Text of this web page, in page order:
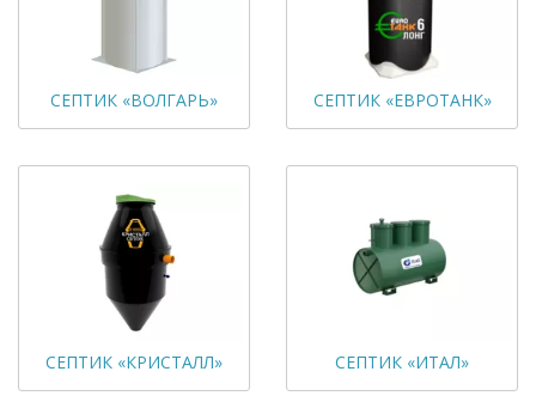
СЕПТИК «ВОЛГАРЬ» СЕПТИК «ЕВРОТАНК»
СЕПТИК «КРИСТАЛЛ» СЕПТИК «ИТАЛ»